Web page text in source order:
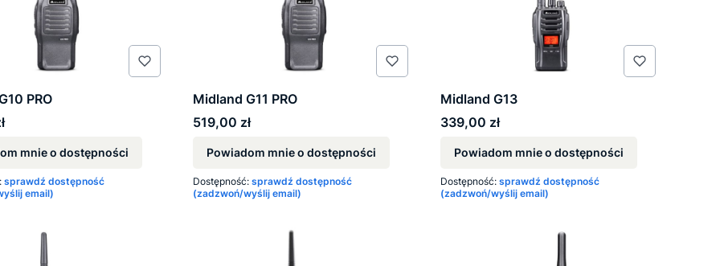
PRO
mnie o dostępności
sprawdź dostępność
email)
Midland G11 PRO
Cena
519,00 zł
Powiadom mnie o dostępności
Dostępność: sprawdź dostępność
(zadzwoń/wyślij email)
Midland G13
Cena
339,00 zł
Powiadom mnie o dostępności
Dostępność: sprawdź dostępność
(zadzwoń/wyślij email)